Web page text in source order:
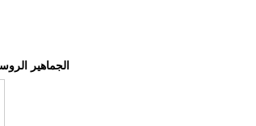
الجماهير